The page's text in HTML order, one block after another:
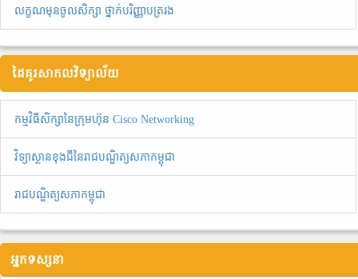
លក្ខណមុនចូលសិក្សា ថ្នាក់បរិញ្ញាបត្ររង
ដៃគូរសាកលវិទ្យាល័យ
កម្មវិធីសិក្សានៃក្រុមហ៊ុន Cisco Networking
វិទ្យាស្ថានខុងជឺនៃរាជបណ្ឌិត្យសភាកម្ពុជា
រាជបណ្ឌិត្យសភាកម្ពុជា
អ្នកទស្សនា